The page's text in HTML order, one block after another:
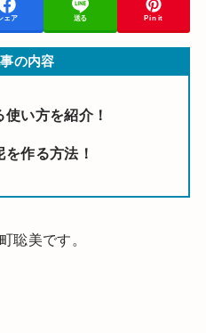
ェア 送る Pin it
の内容
い方を紹介！
作る方法！
聡美です。